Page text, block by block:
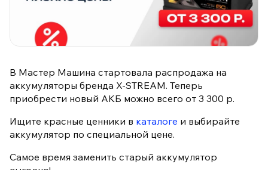
В Мастер Машина стартовала распродажа на
аккумуляторы бренда X-STREAM. Теперь
приобрести новый АКБ можно всего от 3 300 р.
Ищите красные ценники в каталоге и выбирайте
аккумулятор по специальной цене.
Самое время заменить старый аккумулятор